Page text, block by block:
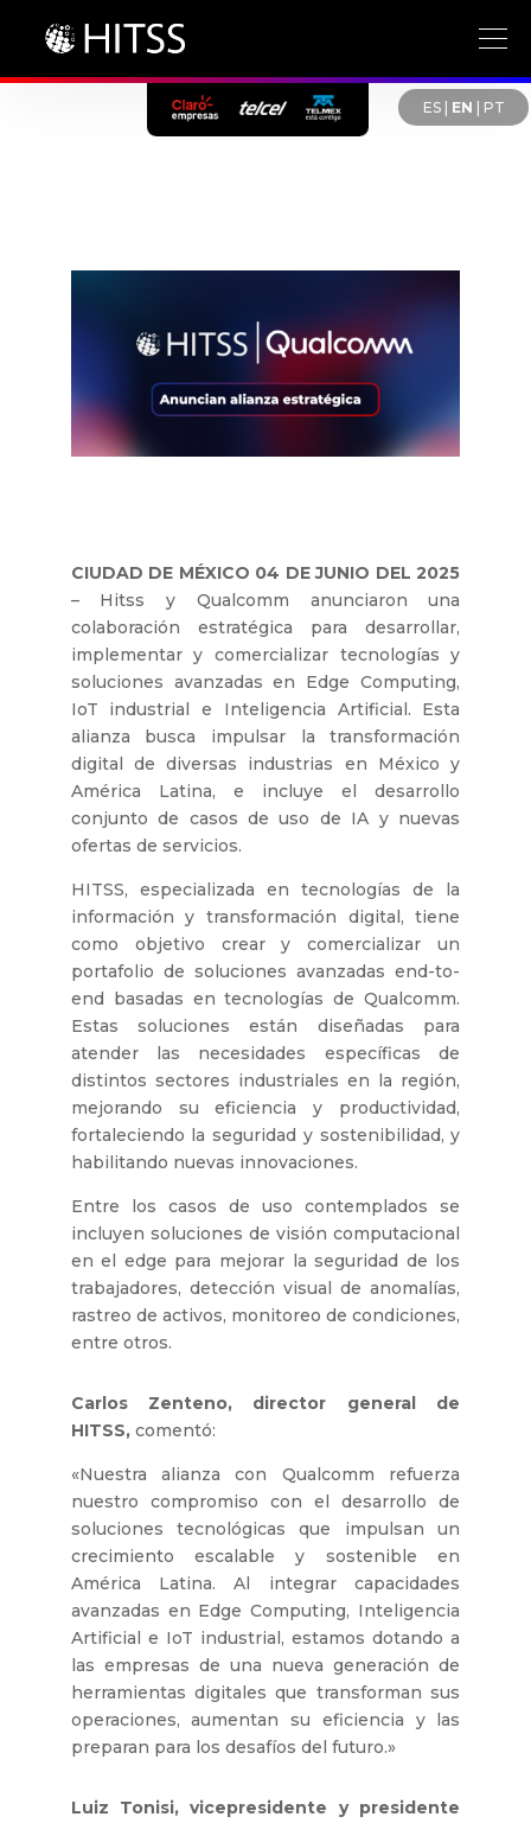
ES| EN PT
CIUDAD DE MÉXICO 04 DE JUNIO DEL 2025
– Hitss y Qualcomm anunciaron una
colaboración estratégica para desarrollar,
implementar y comercializar tecnologías y
soluciones avanzadas en Edge Computing,
IoT industrial e Inteligencia Artificial. Esta
alianza busca impulsar la transformación
digital de diversas industrias en México y
América Latina, e incluye el desarrollo
conjunto de casos de uso de IA y nuevas
ofertas de servicios.
HITSS, especializada en tecnologías de la
información y transformación digital, tiene
como objetivo crear y comercializar un
portafolio de soluciones avanzadas end-to-
end basadas en tecnologías de Qualcomm.
Estas soluciones están diseñadas para
atender las necesidades específicas de
distintos sectores industriales en la región,
mejorando su eficiencia y productividad,
fortaleciendo la seguridad y sostenibilidad, y
habilitando nuevas innovaciones.
Entre los casos de uso contemplados se
incluyen soluciones de visión computacional
en el edge para mejorar la seguridad de los
trabajadores, detección visual de anomalías,
rastreo de activos, monitoreo de condiciones,
entre otros.
Carlos Zenteno, director general de
HITSS, comentó:
«Nuestra alianza con Qualcomm refuerza
nuestro compromiso con el desarrollo de
soluciones tecnológicas que impulsan un
crecimiento escalable y sostenible en
América Latina. Al integrar capacidades
avanzadas en Edge Computing, Inteligencia
Artificial e IoT industrial, estamos dotando a
las empresas de una nueva generación de
herramientas digitales que transforman sus
operaciones, aumentan su eficiencia y las
preparan para los desafíos del futuro.»
Luiz Tonisi, vicepresidente y presidente